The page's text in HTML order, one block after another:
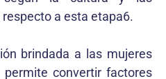
a esta etapa6.
brindada a las mujeres
convertir factores